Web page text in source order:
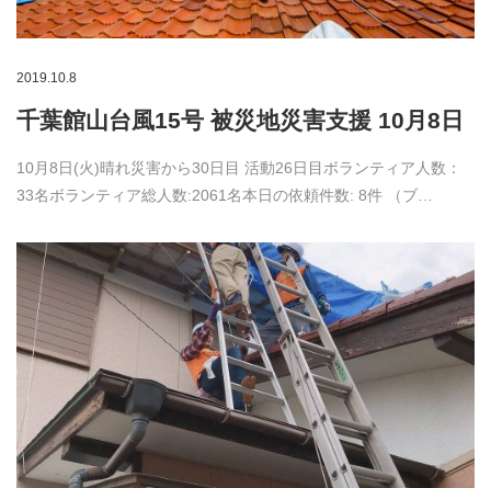
2019.10.8
千葉館山台風15号 被災地災害支援 10月8日
10月8日(火)晴れ災害から30日目 活動26日目ボランティア人数：
33名ボランティア総人数:2061名本日の依頼件数: 8件 （ブ…